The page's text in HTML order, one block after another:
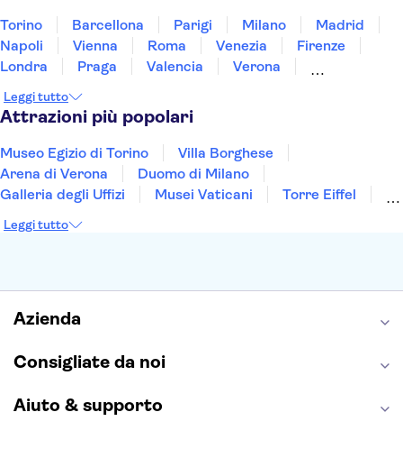
Torino Barcellona Parigi Milano
Madrid
Napoli
Vienna Roma Venezia
Firenze
Londra
Praga Valencia
Verona
Genova
Palermo
Leggi tutto
Attrazioni più popolari
Museo Egizio di Torino
Villa Borghese
Arena di Verona
Duomo di Milano
Galleria degli Uffizi
Musei Vaticani
Torre Eiffel
Reggia di Caserta
Leggi tutto
Azienda
Consigliate da noi
Aiuto & supporto